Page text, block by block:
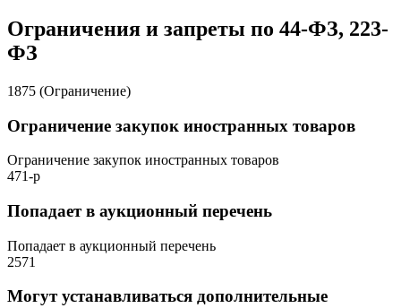
Ограничения и запреты по 44-ФЗ, 223-
ФЗ
1875 (Ограничение)
Ограничение закупок иностранных товаров
Ограничение закупок иностранных товаров
471-р
Попадает в аукционный перечень
Попадает в аукционный перечень
2571
Могут устанавливаться дополнительные